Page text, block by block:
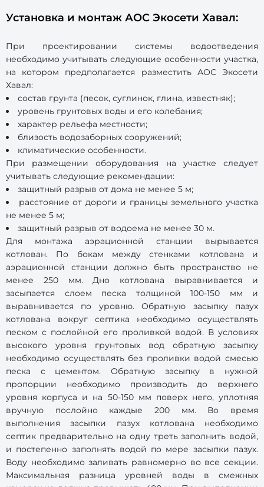
Установка и монтаж АОС Экосети Хавал:
При проектировании системы водоотведения
необходимо учитывать следующие особенности участка,
на котором предполагается разместить АОС Экосети
Хавал:
состав грунта (песок, суглинок, глина, известняк);
уровень грунтовых воды и его колебания;
характер рельефа местности;
близость водозаборных сооружений;
климатические особенности.
При размещении оборудования на участке следует
учитывать следующие рекомендации:
защитный разрыв от дома не менее 5 м;
расстояние от дороги и границы земельного участка
не менее 5 м;
защитный разрыв от водоема не менее 30 м.
Для монтажа аэрационной станции вырывается
котлован. По бокам между стенками котлована и
аэрационной станции должно быть пространство не
менее 250 мм. Дно котлована выравнивается и
засыпается слоем песка толщиной 100-150 мм и
выравнивается по уровню. Обратную засыпку пазух
котлована вокруг септика необходимо осуществлять
песком с послойной его проливкой водой. В условиях
высокого уровня грунтовых вод обратную засыпку
необходимо осуществлять без проливки водой смесью
песка с цементом. Обратную засыпку в нужной
пропорции необходимо производить до верхнего
уровня корпуса и на 50-150 мм поверх него, уплотняя
вручную послойно каждые 200 мм. Во время
выполнения засыпки пазух котлована необходимо
септик предварительно на одну треть заполнить водой,
и постепенно заполнять водой по мере засыпки пазух.
Воду необходимо заливать равномерно во все секции.
Максимальная разница уровней воды в смежных